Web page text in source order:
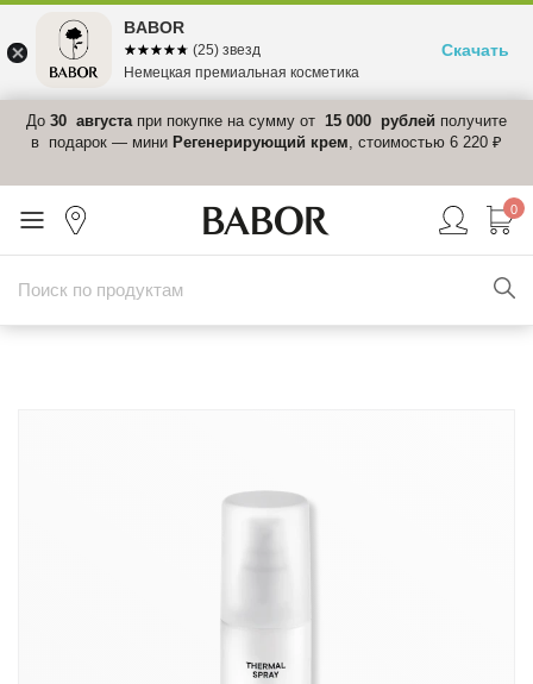
БЕСПЛАТНАЯ ДОСТАВКА по России при заказе от 5 000 рублей.
0
BABOR
☆☆☆☆☆
★★★★★ (25) звезд
Немецкая премиальная косметика
Скачать